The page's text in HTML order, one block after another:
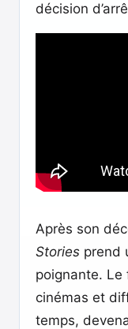
décision
Après son
Stories prend
poignante.
cinémas et
temps,